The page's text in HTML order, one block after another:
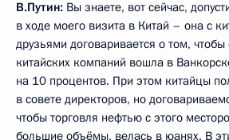
В.Путин: Вы знаете, вот сейчас,
в ходе моего визита в Китай – она с
друзьями договаривается о том,
китайских компаний вошла в
на 10 процентов. При этом китайцы
в совете директоров, но
чтобы торговля нефтью с этого
большие объёмы, велась в юанях. В